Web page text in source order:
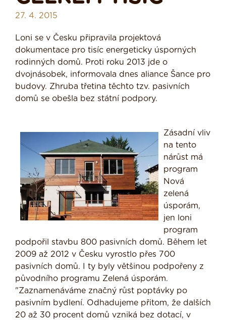
27. 4. 2015
Loni se v Česku připravila projektová
dokumentace pro tisíc energeticky úsporných
rodinných domů. Proti roku 2013 jde o
dvojnásobek, informovala dnes aliance Šance pro
budovy. Zhruba třetina těchto tzv. pasivních
domů se obešla bez státní podpory.
Zásadní vliv
na tento
nárůst má
program
Nová
zelená
úsporám,
jen loni
program
podpořil stavbu 800 pasivních domů. Během let
2009 až 2012 v Česku vyrostlo přes 700
pasivních domů. I ty byly většinou podpořeny z
původního programu Zelená úsporám.
"Zaznamenáváme značný růst poptávky po
pasivním bydlení. Odhadujeme přitom, že dalších
20 až 30 procent domů vzniká bez dotací, v